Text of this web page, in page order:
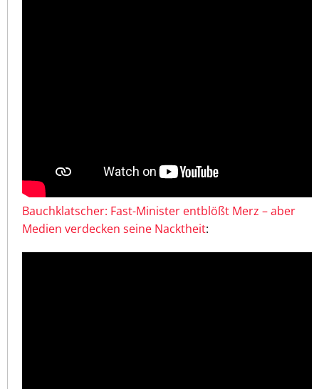
Bauchklatscher: Fast-Minister entblößt Merz – aber
Medien verdecken seine Nacktheit: